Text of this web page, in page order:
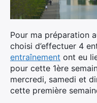
Pour ma préparation
choisi d’effectuer 4
entraînement ont eu
pour cette 1ère
mercredi, samedi et
cette première
Ultra Trail de
Grand Tour du